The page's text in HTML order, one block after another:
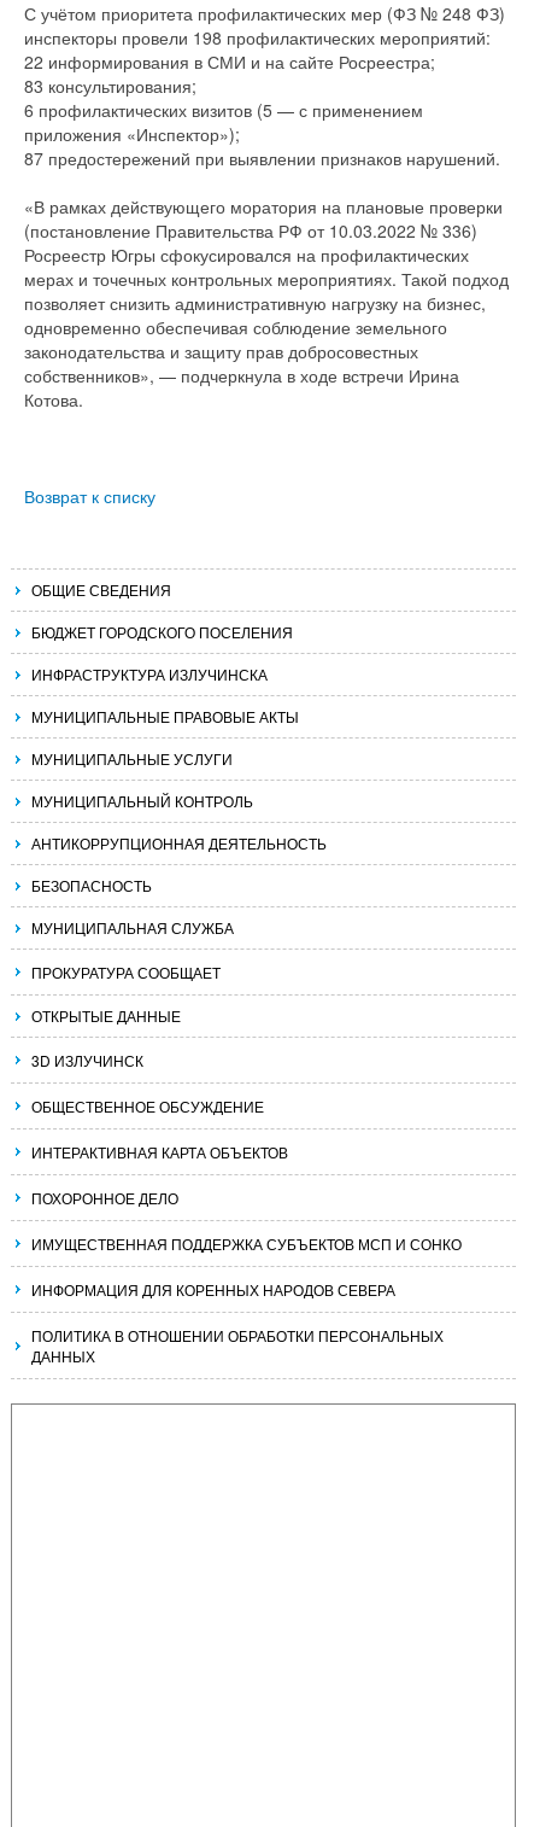
С учётом приоритета профилактических мер (ФЗ № 248 ФЗ)
инспекторы провели 198 профилактических мероприятий:
22 информирования в СМИ и на сайте Росреестра;
83 консультирования;
6 профилактических визитов (5 — с применением
приложения «Инспектор»);
87 предостережений при выявлении признаков нарушений.
«В рамках действующего моратория на плановые проверки
(постановление Правительства РФ от 10.03.2022 № 336)
Росреестр Югры сфокусировался на профилактических
мерах и точечных контрольных мероприятиях. Такой подход
позволяет снизить административную нагрузку на бизнес,
одновременно обеспечивая соблюдение земельного
законодательства и защиту прав добросовестных
собственников», — подчеркнула в ходе встречи Ирина
Котова.
Возврат к списку
ОБЩИЕ СВЕДЕНИЯ
БЮДЖЕТ ГОРОДСКОГО ПОСЕЛЕНИЯ
ИНФРАСТРУКТУРА ИЗЛУЧИНСКА
МУНИЦИПАЛЬНЫЕ ПРАВОВЫЕ АКТЫ
МУНИЦИПАЛЬНЫЕ УСЛУГИ
МУНИЦИПАЛЬНЫЙ КОНТРОЛЬ
АНТИКОРРУПЦИОННАЯ ДЕЯТЕЛЬНОСТЬ
БЕЗОПАСНОСТЬ
МУНИЦИПАЛЬНАЯ СЛУЖБА
ПРОКУРАТУРА СООБЩАЕТ
ОТКРЫТЫЕ ДАННЫЕ
3D ИЗЛУЧИНСК
ОБЩЕСТВЕННОЕ ОБСУЖДЕНИЕ
ИНТЕРАКТИВНАЯ КАРТА ОБЪЕКТОВ
ПОХОРОННОЕ ДЕЛО
ИМУЩЕСТВЕННАЯ ПОДДЕРЖКА СУБЪЕКТОВ МСП И СОНКО
ИНФОРМАЦИЯ ДЛЯ КОРЕННЫХ НАРОДОВ СЕВЕРА
ПОЛИТИКА В ОТНОШЕНИИ ОБРАБОТКИ ПЕРСОНАЛЬНЫХ
ДАННЫХ